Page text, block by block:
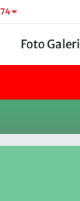
Foto Galeri